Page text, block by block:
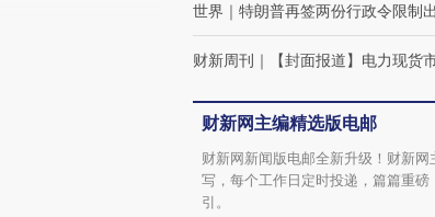
世界 ｜ 特朗普再签两份行政令限制
财新周刊 ｜ 【封面报道】电力现货
财新网主编精选版电邮
财新网新闻版电邮全新升级！财新网
写，每个工作日定时投递，篇篇重磅
引。